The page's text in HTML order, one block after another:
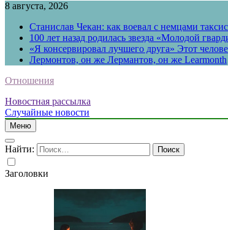
8 августа, 2026
Станислав Чекан: как воевал с немцами
100 лет назад родилась звезда «Молодой
«Я консервировал лучшего друга» Этот
Лермонтов, он же Лермантов, он же Learmonth
Отношения
Новостная рассылка
Случайные новости
Меню
Найти:
Заголовки